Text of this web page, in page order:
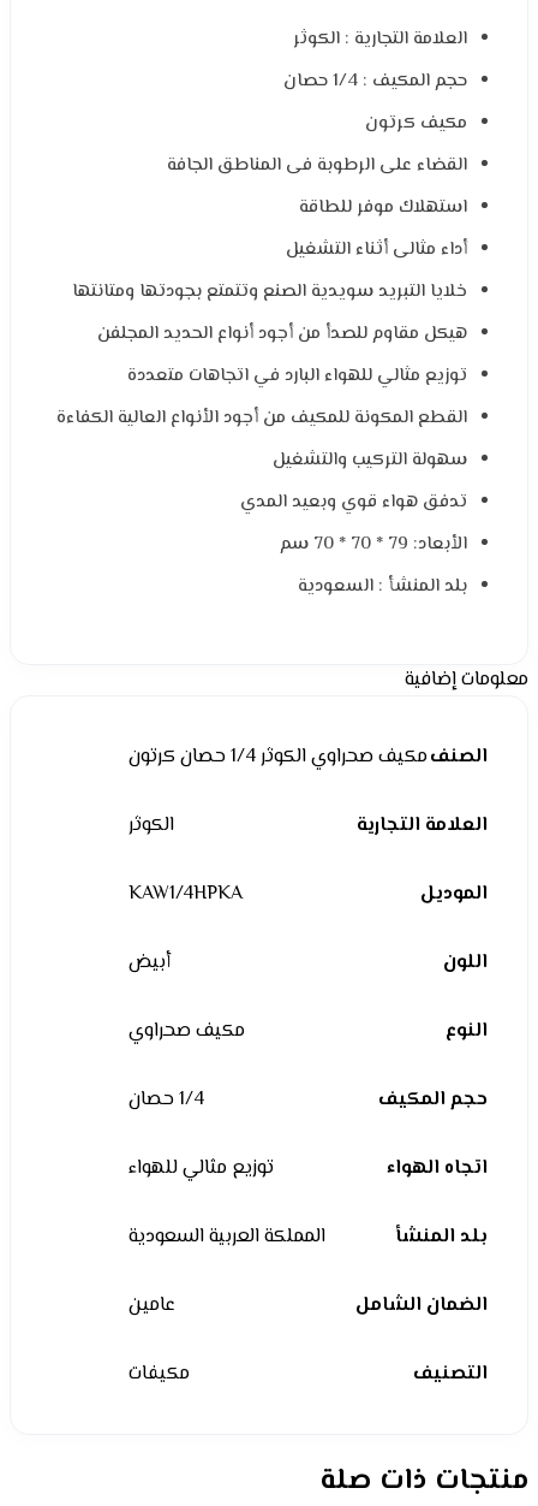
العلامة التجارية : الكوثر
حجم المكيف : 1/4 حصان
مكيف كرتون
القضاء على الرطوبة فى المناطق الجافة
استهلاك موفر للطاقة
أداء مثالى أثناء التشغيل
خلايا التبريد سويدية الصنع وتتمتع بجودتها ومتانتها
هيكل مقاوم للصدأ من أجود أنواع الحديد المجلفن
توزيع مثالي للهواء البارد في اتجاهات متعددة
القطع المكونة للمكيف من أجود الأنواع العالية الكفاءة
سهولة التركيب والتشغيل
تدفق هواء قوي وبعيد المدي
الأبعاد: 79 * 70 * 70 سم
بلد المنشأ : السعودية
معلومات إضافية
الصنفمكيف صحراوي الكوثر 1/4 حصان كرتون
العلامة التجارية الكوثر
الموديل KAW1/4HPKA
اللون أبيض
النوع مكيف صحراوي
حجم المكيف 1/4 حصان
اتجاه الهواء توزيع مثالي للهواء
بلد المنشأ المملكة العربية السعودية
الضمان الشامل عامين
التصنيف مكيفات
منتجات ذات صلة